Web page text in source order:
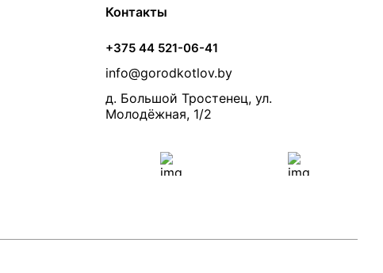
Контакты
+375 44 521-06-41
info@gorodkotlov.by
д. Большой Тростенец, ул.
Молодёжная, 1/2